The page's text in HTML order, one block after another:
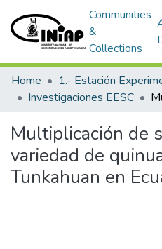
Communities
&
Collections
Home
Investigaciones EESC
Multiplicación de
variedad de
Tunkahuan en